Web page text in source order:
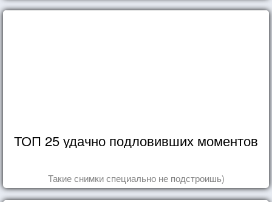
ТОП 25 удачно подловивших моментов
Такие снимки специально не подстроишь)